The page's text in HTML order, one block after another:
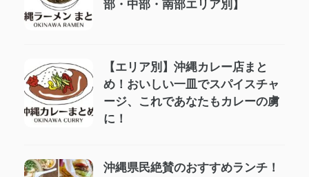
部・中部・南部エリア別】
【エリア別】沖縄カレー店まと
め！おいしい一皿でスパイスチャ
ージ、これであなたもカレーの虜
に！
沖縄県民絶賛のおすすめランチ！